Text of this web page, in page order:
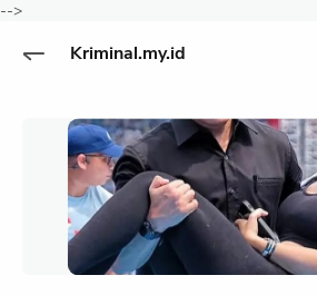
-->
Kriminal.my.id